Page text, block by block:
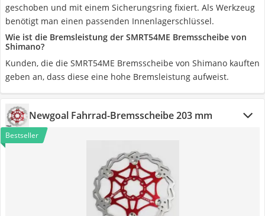
geschoben und mit einem Sicherungsring fixiert. Als Werkzeug
benötigt man einen passenden Innenlagerschlüssel.
Wie ist die Bremsleistung der SMRT54ME Bremsscheibe von
Shimano?
Kunden, die die SMRT54ME Bremsscheibe von Shimano kauften
geben an, dass diese eine hohe Bremsleistung aufweist.
Newgoal Fahrrad-Bremsscheibe 203 mm
Bestseller